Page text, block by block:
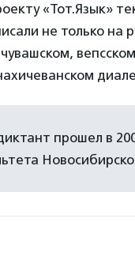
«Тот.Язык»
не только на
прошел в